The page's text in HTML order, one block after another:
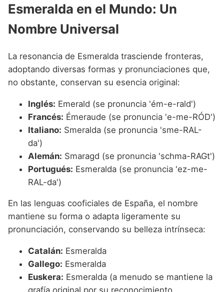
Esmeralda en el Mundo: Un
Nombre Universal
La resonancia de Esmeralda trasciende fronteras,
adoptando diversas formas y pronunciaciones que,
no obstante, conservan su esencia original:
Inglés: Emerald (se pronuncia 'ém-e-rald')
Francés: Émeraude (se pronuncia 'e-me-RÓD')
Italiano: Smeralda (se pronuncia 'sme-RAL-
da')
Alemán: Smaragd (se pronuncia 'schma-RAGt')
Portugués: Esmeralda (se pronuncia 'ez-me-
RAL-da')
En las lenguas cooficiales de España, el nombre
mantiene su forma o adapta ligeramente su
pronunciación, conservando su belleza intrínseca:
Catalán: Esmeralda
Gallego: Esmeralda
Euskera: Esmeralda (a menudo se mantiene la